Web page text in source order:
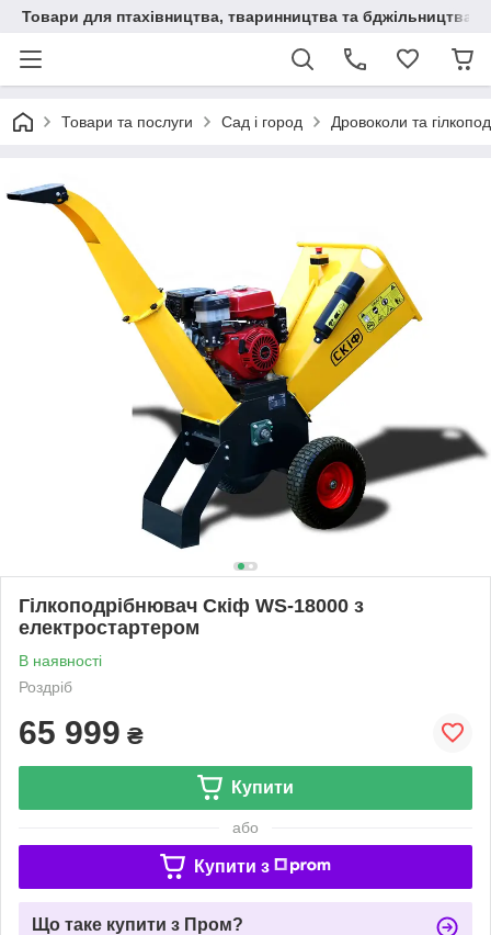
Товари для птахівництва, тваринництва та бджільництва
Товари та послуги Сад і город Дровоколи та
Гілкоподрібнювач Скіф WS-18000 з
електростартером
В наявності
Роздріб
65 999 ₴
Купити
або
Купити з
Що таке купити з Пром?